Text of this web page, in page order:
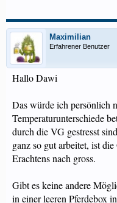
Maximilian
Erfahrener Benutzer
Hallo Dawi
Das würde ich persönlich
Temperaturunterschiede
durch die VG gestresst
ganz so gut arbeitet, ist
Erachtens nach gross.
Gibt es keine andere
in einer leeren Pferdebox